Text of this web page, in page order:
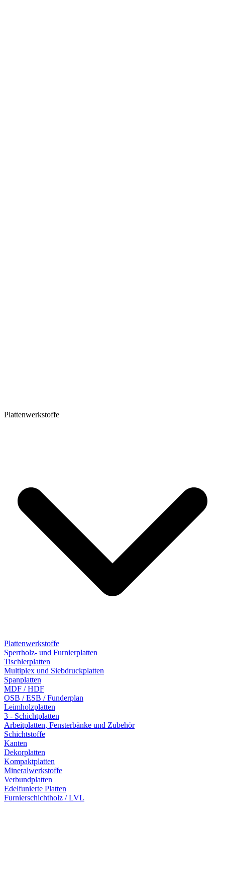
Plattenwerkstoffe
Plattenwerkstoffe
Sperrholz- und Furnierplatten
Tischlerplatten
Multiplex und Siebdruckplatten
Spanplatten
MDF / HDF
OSB / ESB / Funderplan
Leimholzplatten
3 - Schichtplatten
Arbeitplatten, Fensterbänke und Zubehör
Schichtstoffe
Kanten
Dekorplatten
Kompaktplatten
Mineralwerkstoffe
Verbundplatten
Edelfunierte Platten
Furnierschichtholz / LVL